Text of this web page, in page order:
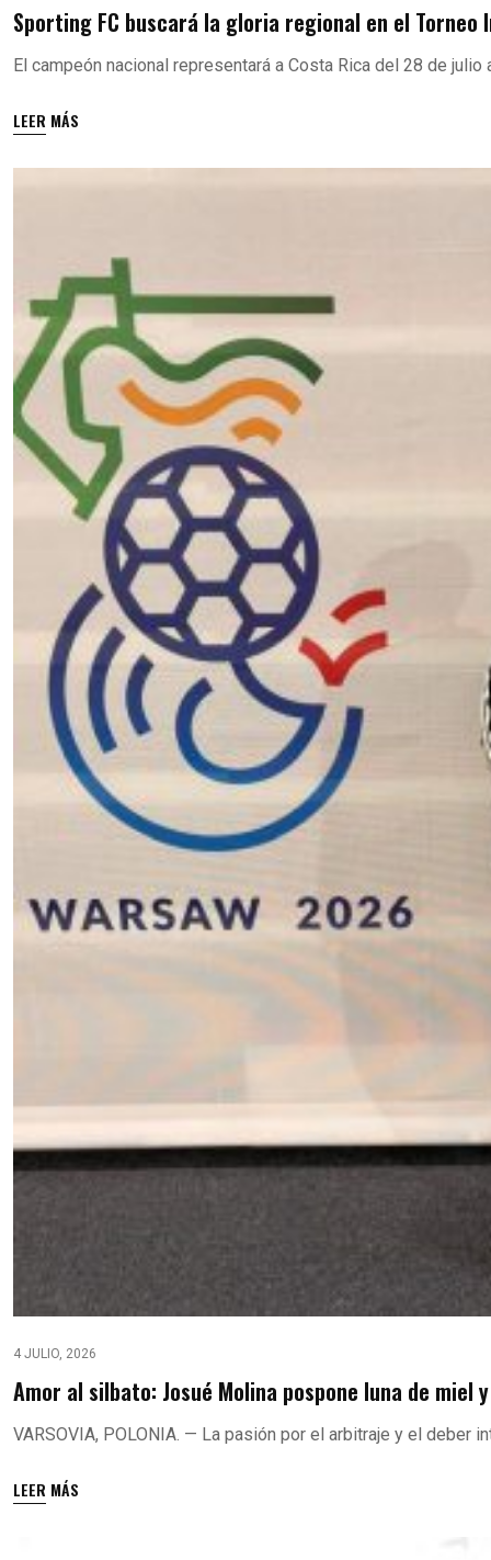
Sporting FC buscará la gloria regional en el Torneo
El campeón nacional representará a Costa Rica del 28 de
LEER MÁS
4 JULIO, 2026
Amor al silbato: Josué Molina pospone luna de
VARSOVIA, POLONIA. — La pasión por el arbitraje y el
LEER MÁS